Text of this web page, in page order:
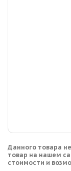
Данного товара
товар на нашем
стоимости и